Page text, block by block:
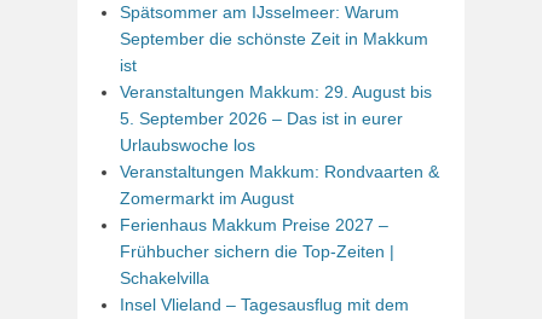
Spätsommer am IJsselmeer: Warum
September die schönste Zeit in Makkum
ist
Veranstaltungen Makkum: 29. August bis
5. September 2026 – Das ist in eurer
Urlaubswoche los
Veranstaltungen Makkum: Rondvaarten &
Zomermarkt im August
Ferienhaus Makkum Preise 2027 –
Frühbucher sichern die Top-Zeiten |
Schakelvilla
Insel Vlieland – Tagesausflug mit dem